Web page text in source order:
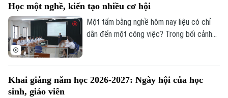
Chuyên mục
Thời sự
Hà Nội
Hà Nội
này. Thời gian thi lại dự kiến vào ngày 14
và 15/8.
Học một nghề, kiến tạo nhiều cơ hội
Một tấm bằng nghề hôm nay liệu có chỉ
dẫn đến một công việc? Trong bối cảnh
nghề, mà còn là người có năng lực thích
Khai giảng năm học 2026-2027: Ngày hội của học
sinh, giáo viên